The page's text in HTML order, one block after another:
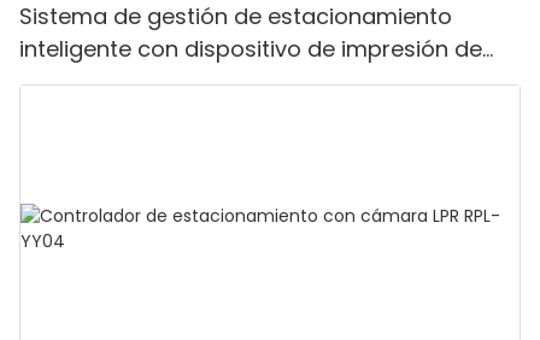
Sistema de gestión de estacionamiento
inteligente con dispositivo de impresión de
tickets y puerta de barrera plegable